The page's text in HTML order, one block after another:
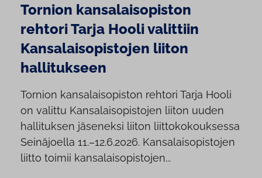
Tornion kansalaisopiston
rehtori Tarja Hooli valittiin
Kansalaisopistojen liiton
hallitukseen
Tornion kansalaisopiston rehtori Tarja Hooli
on valittu Kansalaisopistojen liiton uuden
hallituksen jäseneksi liiton liittokokouksessa
Seinäjoella 11.–12.6.2026. Kansalaisopistojen
liitto toimii kansalaisopistojen...